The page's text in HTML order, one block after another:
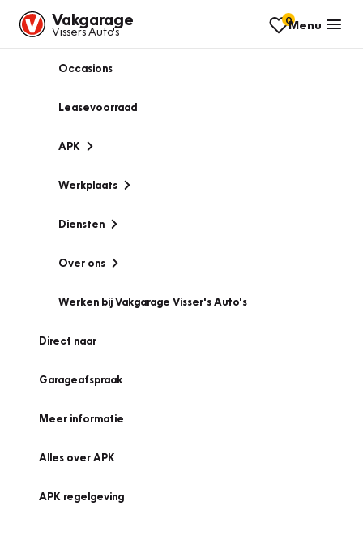
Vakgarage
Vissers Auto's
0Menu
Occasions
Leasevoorraad
APK
Werkplaats
Diensten
Over ons
Werken bij Vakgarage Visser's Auto's
Direct naar
Garageafspraak
Meer informatie
Alles over APK
APK regelgeving